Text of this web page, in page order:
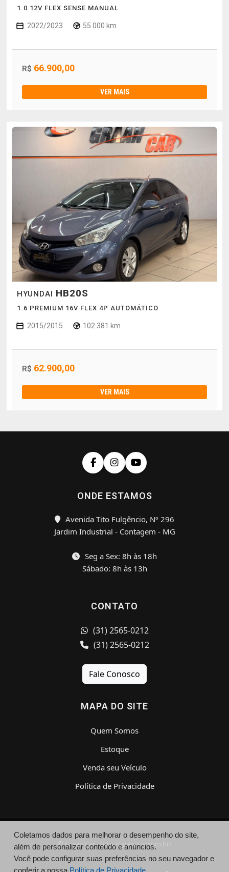
1.0 12V FLEX SENSE MANUAL
2022/2023 55.000 km
R$ 66.900,00
VER MAIS
HYUNDAI HB20S
1.6 PREMIUM 16V FLEX 4P AUTOMÁTICO
2015/2015 102.381 km
R$ 62.900,00
VER MAIS
ONDE ESTAMOS
Avenida Tito Fulgêncio, Nº 296
Jardim Industrial - Contagem - MG
Seg a Sex: 8h às 18h
Sábado: 8h às 13h
CONTATO
(31) 2565-0212
(31) 2565-0212
Fale Conosco
MAPA DO SITE
Quem Somos
Estoque
Venda seu Veículo
Política de Privacidade
© Graan Car - http://graancar.com.br/
Coletamos dados para melhorar o desempenho do site,
além de personalizar conteúdo e anúncios.
Você pode configurar suas preferências no seu navegador e
conferir a nossa Política de Privacidade.